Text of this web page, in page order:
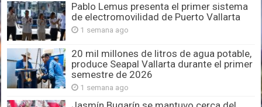
Pablo Lemus presenta el primer sistema
de electromovilidad de Puerto Vallarta
1 semana ago
20 mil millones de litros de agua potable,
produce Seapal Vallarta durante el primer
semestre de 2026
1 semana ago